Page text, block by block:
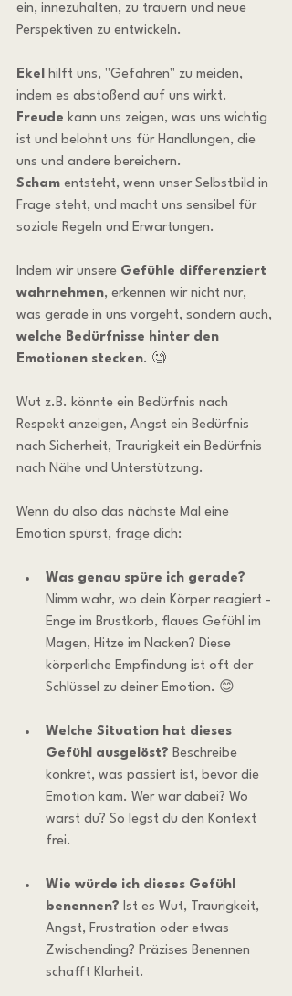
ein, innezuhalten, zu trauern und neue
Perspektiven zu entwickeln.
Ekel
hilft uns, "Gefahren" zu meiden,
indem es abstoßend auf uns wirkt.
Freude kann uns zeigen, was uns wichtig
ist und belohnt uns für Handlungen, die
uns und andere bereichern.
Scham entsteht, wenn unser Selbstbild in
Frage steht, und macht uns sensibel für
soziale Regeln und Erwartungen.
Indem wir unsere Gefühle differenziert
wahrnehmen, erkennen wir nicht nur,
was gerade in uns vorgeht, sondern auch,
welche Bedürfnisse hinter den
Emotionen stecken. 🧐
Wut z.B. könnte ein Bedürfnis nach
Respekt anzeigen, Angst ein Bedürfnis
nach Sicherheit, Traurigkeit ein Bedürfnis
nach Nähe und Unterstützung.
Wenn du also das nächste Mal eine
Emotion spürst, frage dich:
Was genau spüre ich gerade?
Nimm wahr, wo dein Körper reagiert -
Enge im Brustkorb, flaues Gefühl im
Magen, Hitze im Nacken? Diese
körperliche Empfindung ist oft der
Schlüssel zu deiner Emotion. 😊
Welche Situation hat dieses
Gefühl ausgelöst? Beschreibe
konkret, was passiert ist, bevor die
Emotion kam. Wer war dabei? Wo
warst du? So legst du den Kontext
frei.
Wie würde ich dieses Gefühl
benennen? Ist es Wut, Traurigkeit,
Angst, Frustration oder etwas
Zwischending? Präzises Benennen
schafft Klarheit.